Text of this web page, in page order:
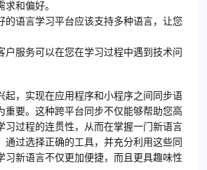
和偏好。
的语言学习平台应该支持多种语言，让您
户服务可以在您在学习过程中遇到技术问
起，实现在应用程序和小程序之间同步语
重要。这种跨平台同步不仅能够帮助您高
习过程的连贯性，从而在掌握一门新语言
通过选择正确的工具，并充分利用这些同
习新语言不仅更加便捷，而且更具趣味性